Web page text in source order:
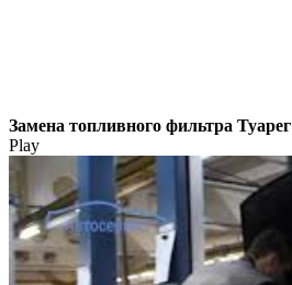
Замена топливного фильтра Туарег
Play